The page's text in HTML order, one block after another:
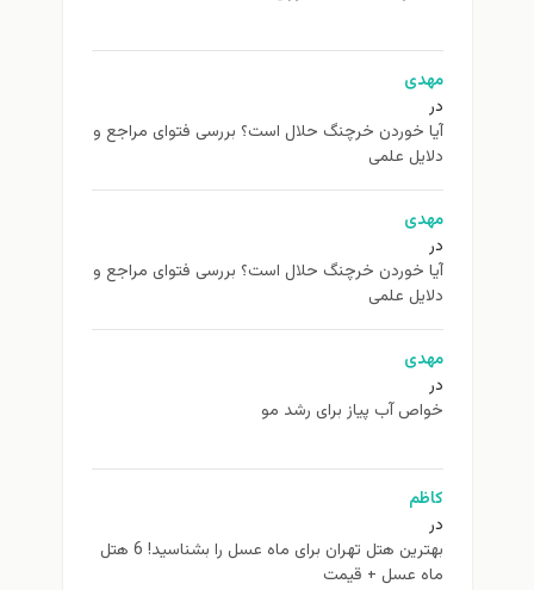
مهدی
در
آیا خوردن خرچنگ حلال است؟ بررسی فتوای مراجع و
دلایل علمی
مهدی
در
آیا خوردن خرچنگ حلال است؟ بررسی فتوای مراجع و
دلایل علمی
مهدی
در
خواص آب پیاز برای رشد مو
کاظم
در
بهترین هتل تهران برای ماه عسل را بشناسید! 6 هتل
ماه عسل + قیمت